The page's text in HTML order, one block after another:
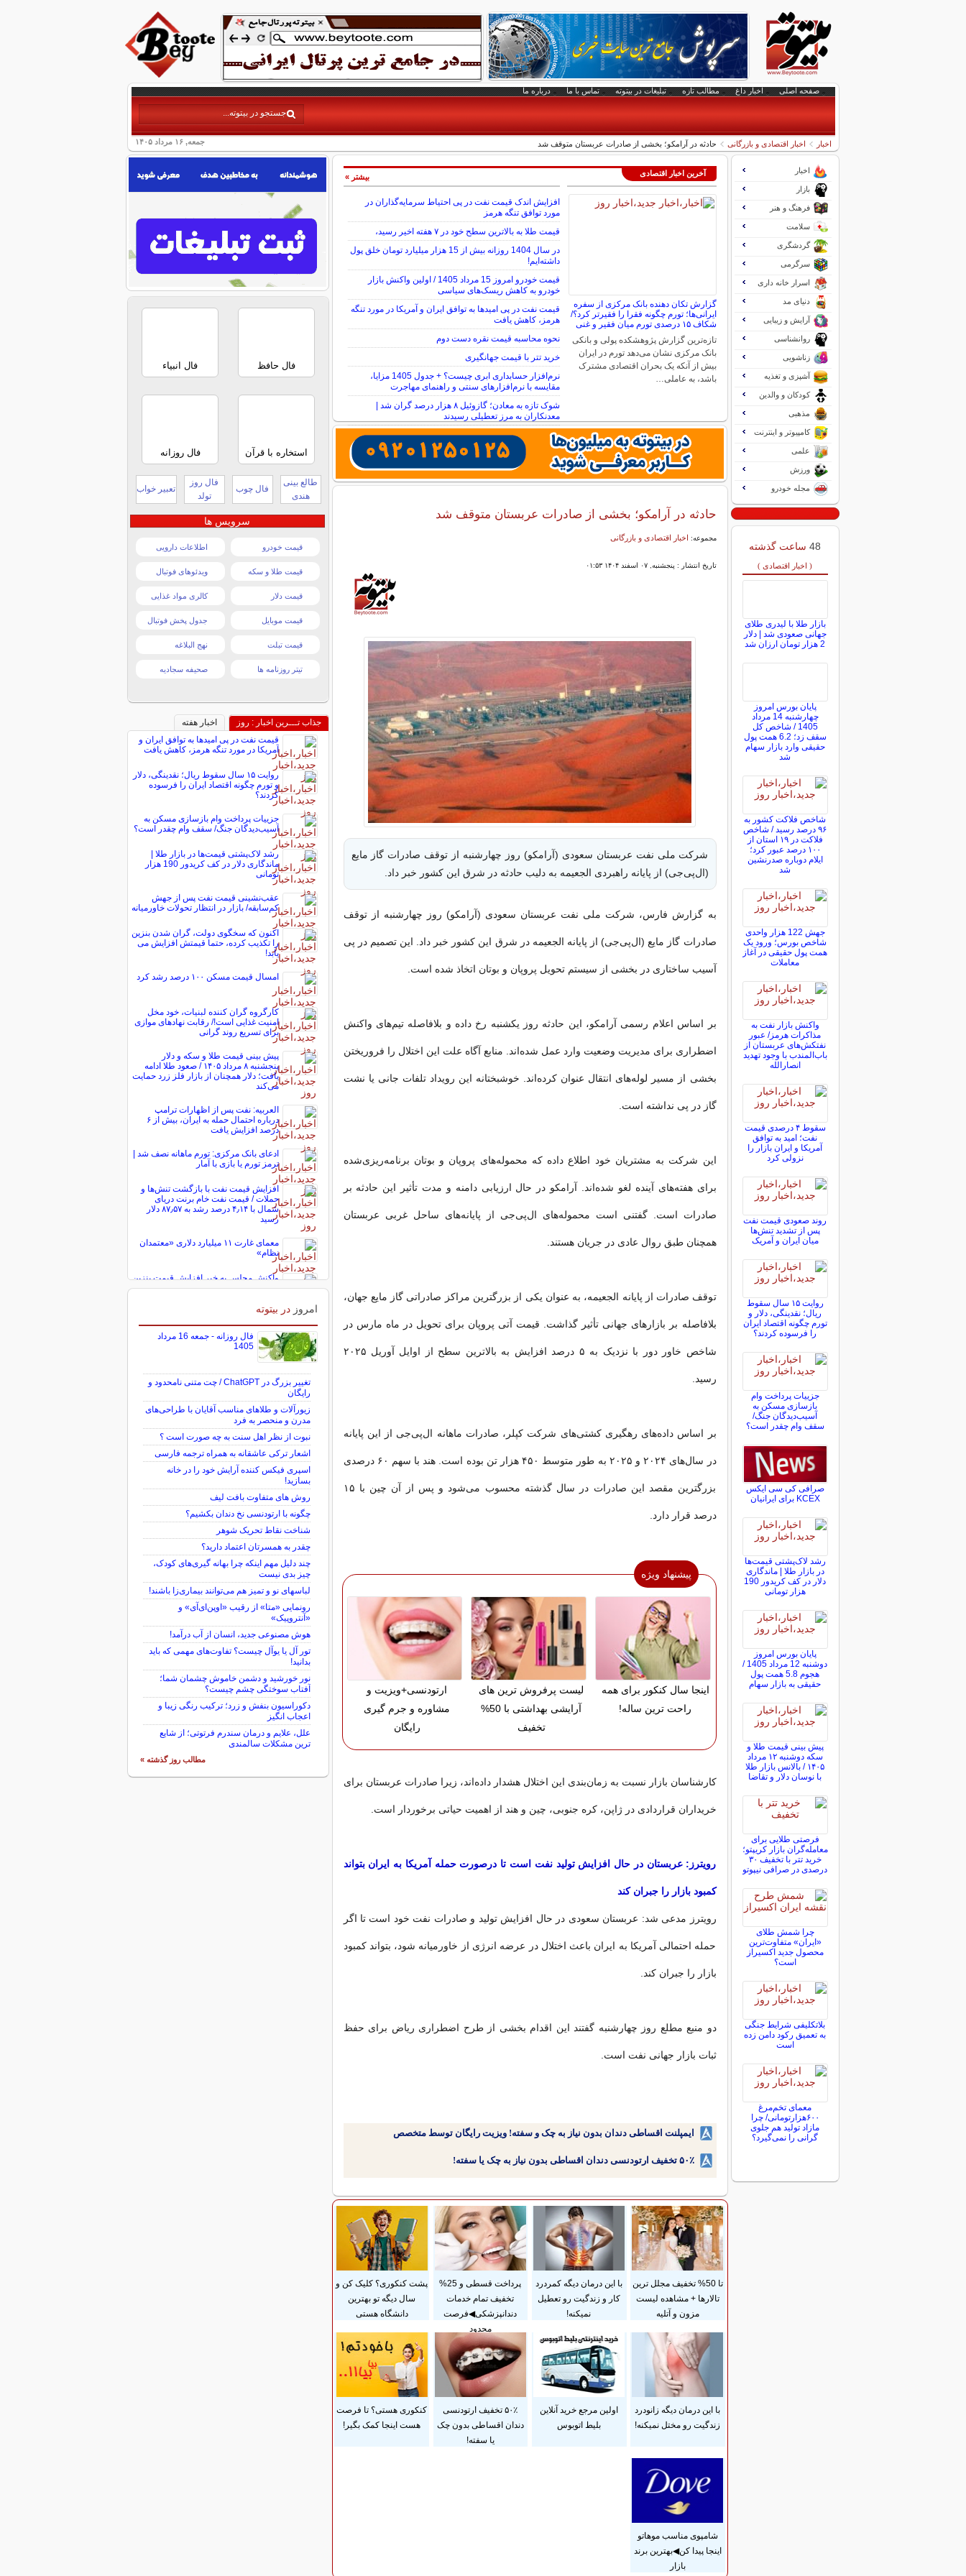
صفحه اصلی اخبار داغ مطالب تازه تبلیغات در بیتوته تماس با ما درباره ما
جمعه, ۱۶ مرداد ۱۴۰۵ اخبار اخبار اقتصادی و بازرگانی حادثه در آرامکو؛ بخشی از صادرات عربستان متوقف شد
آخرین اخبار اقتصادی
گزارش تکان‌ دهنده بانک مرکزی از سفره
ایرانی‌ها؛ تورم چگونه فقرا را فقیرتر کرد؟/
شکاف ۱۵ درصدی تورم میان فقیر و غنی
تازه‌ترین گزارش پژوهشکده پولی و بانکی
بانک مرکزی نشان می‌دهد تورم در ایران
بیش از آنکه یک بحران اقتصادی مشترک
باشد، به عاملی…
افزایش اندک قیمت نفت در پی احتیاط سرمایه‌گذاران در
مورد توافق تنگه هرمز
قیمت طلا به بالاترین سطح خود در ۷ هفته اخیر رسید،
در سال 1404 روزانه بیش از 15 هزار میلیارد تومان خلق پول
داشته‌ایم!
قیمت خودرو امروز 15 مرداد 1405 / اولین واکنش بازار
خودرو به کاهش ریسک‌های سیاسی
قیمت نفت در پی امیدها به توافق ایران و آمریکا در مورد تنگه
هرمز، کاهش یافت
نحوه محاسبه قیمت نقره دست دوم
خرید تتر با قیمت جهانگیری
نرم‌افزار حسابداری ابری چیست؟ + جدول 1405 مزایا،
مقایسه با نرم‌افزارهای سنتی و راهنمای مهاجرت
شوک تازه به معادن؛ گازوئیل ۸ هزار درصد گران شد |
معدنکاران به مرز تعطیلی رسیدند
بیشتر »
حادثه در آرامکو؛ بخشی از صادرات عربستان متوقف شد
مجموعه: اخبار اقتصادی و بازرگانی
تاریخ انتشار : پنجشنبه, ۰۷ اسفند ۱۴۰۴ ۰۱:۵۳
شرکت ملی نفت عربستان سعودی (آرامکو) روز چهارشنبه از توقف صادرات گاز مایع
(ال‌پی‌جی) از پایانه راهبردی الجعیمه به دلیب حادثه در شرق این کشور خبر داد.
به گزارش فارس، شرکت ملی نفت عربستان سعودی (آرامکو) روز چهارشنبه از توقف
صادرات گاز مایع (ال‌پی‌جی) از پایانه الجعیمه در شرق این کشور خبر داد. این تصمیم در پی
آسیب ساختاری در بخشی از سیستم تحویل پروپان و بوتان اتخاذ شده است.
بر اساس اعلام رسمی آرامکو، این حادثه روز یکشنبه رخ داده و بلافاصله تیم‌های واکنش
اضطراری برای مدیریت وضعیت وارد عمل شده‌اند. منابع آگاه علت این اختلال را فروریختن
بخشی از مسیر لوله‌های انتقال عنوان کرده‌اند. خوشبختانه این رویداد تلفات جانی یا نشت
گاز در پی نداشته است.
این شرکت به مشتریان خود اطلاع داده که محموله‌های پروپان و بوتان برنامه‌ریزی‌شده
برای هفته‌های آینده لغو شده‌اند. آرامکو در حال ارزیابی دامنه و مدت تأثیر این حادثه بر
صادرات است. گفتنی است محموله‌های ال‌پی‌جی از پایانه‌های ساحل غربی عربستان
همچنان طبق روال عادی در جریان هستند.
توقف صادرات از پایانه الجعیمه، به عنوان یکی از بزرگترین مراکز صادراتی گاز مایع جهان،
بلافاصله بر بازارهای جهانی تأثیر گذاشت. قیمت آتی پروپان برای تحویل در ماه مارس در
شاخص خاور دور با نزدیک به ۵ درصد افزایش به بالاترین سطح از اوایل آوریل ۲۰۲۵
رسید.
بر اساس داده‌های رهگیری کشتی‌های شرکت کپلر، صادرات ماهانه ال‌پی‌جی از این پایانه
در سال‌های ۲۰۲۴ و ۲۰۲۵ به طور متوسط ۴۵۰ هزار تن بوده است. هند با سهم ۶۰ درصدی
بزرگترین مقصد این صادرات در سال گذشته محسوب می‌شود و پس از آن چین با ۱۵
درصد قرار دارد.
پیشنهاد ویژه
اینجا سال کنکور برای همه
راحت ترین ساله!
لیست پرفروش ترین های
آرایشی بهداشتی با 50%
تخفیف
ارتودنسی+ویزیت و
مشاوره و جرم گیری
رایگان
کارشناسان بازار نسبت به زمان‌بندی این اختلال هشدار داده‌اند، زیرا صادرات عربستان برای
خریداران قراردادی در ژاپن، کره جنوبی، چین و هند از اهمیت حیاتی برخوردار است.
رویترز: عربستان در حال افزایش تولید نفت است تا درصورت حمله آمریکا به ایران بتواند
کمبود بازار را جبران کند
رویترز مدعی شد: عربستان سعودی در حال افزایش تولید و صادرات نفت خود است تا اگر
حمله احتمالی آمریکا به ایران باعث اختلال در عرضه انرژی از خاورمیانه شود، بتواند کمبود
بازار را جبران کند.
دو منبع مطلع روز چهارشنبه گفتند این اقدام بخشی از طرح اضطراری ریاض برای حفظ
ثبات بازار جهانی نفت است.
ایمپلنت اقساطی دندان بدون نیاز به چک و سفته! ویزیت رایگان توسط متخصص
۵۰٪ تخفیف ارتودنسی دندان اقساطی بدون نیاز به چک یا سفته!
تا 50% تخفیف مجلل ترین
تالارها + مشاهده لیست
مزون و آتلیه
با این درمان دیگه کمردرد
کار و زندگیت رو تعطیل
نمیکنه!
پرداخت قسطی و 25%
تخفیف تمام خدمات
دندانپزشکی◀فرصت
محدود
پشت کنکوری؟ کلیک کن و
سال دیگه تو بهترین
دانشگاه هستی
با این درمان دیگه زانودرد
زندگیت رو مختل نمیکنه!
اولین مرجع خرید آنلاین
بلیط اتوبوس
۵۰٪ تخفیف ارتودنسی
دندان اقساطی بدون چک
یا سفته!
کنکوری هستی؟ تا فرصت
هست اینجا کمک بگیر!
شامپوی مناسب موهاتو
اینجا پیدا کن◀بهترین برند
بازار
اخبار
بازار
فرهنگ و هنر
سلامت
گردشگری
سرگرمی
اسرار خانه داری
دنیای مد
آرایش و زیبایی
روانشناسی
زناشویی
آشپزی و تغذیه
کودکان و والدین
مذهبی
کامپیوتر و اینترنت
علمی
ورزش
مجله خودرو
48 ساعت گذشته
( اخبار اقتصادی )
بازار طلا با لیدری طلای
جهانی صعودی شد | دلار
2 هزار تومان ارزان شد
پایان بورس امروز
چهارشنبه 14 مرداد
1405 / شاخص کل
سقف زد؛ 6.2 همت پول
حقیقی وارد بازار سهام
شد
شاخص فلاکت کشور به
۹۶ درصد رسید / شاخص
فلاکت در ۱۹ استان از
۱۰۰ درصد عبور کرد؛
ایلام دوباره صدرنشین
شد
جهش 122 هزار واحدی
شاخص بورس؛ ورود یک
همت پول حقیقی در آغاز
معاملات
واکنش بازار نفت به
مذاکرات هرمز/ عبور
نفتکش‌های عربستان از
باب‌المندب با وجود تهدید
انصارالله
سقوط ۴ درصدی قیمت
نفت؛ امید به توافق
آمریکا و ایران بازار را
نزولی کرد
روند صعودی قیمت نفت
پس از تشدید تنش‌ها
میان ایران و آمریک
روایت ۱۵ سال سقوط
ریال؛ نقدینگی، دلار و
تورم چگونه اقتصاد ایران
را فرسوده کردند؟
جزییات پرداخت وام
بازسازی مسکن به
آسیب‌دیدگان جنگ/
سقف وام چقدر است؟
صرافی کی سی ایکس
KCEX برای ایرانیان
رشد لاک‌پشتی قیمت‌ها
در بازار طلا | ماندگاری
دلار در کف کریدور 190
هزار تومانی
پایان بورس امروز
دوشنبه 12 مرداد 1405 /
هجوم 5.8 همت پول
حقیقی به بازار سهام
پیش ‌بینی قیمت طلا و
سکه دوشنبه ۱۲ مرداد
۱۴۰۵ / بالانس بازار طلا
با نوسان دلار و تقاضا
فرصتی طلایی برای
معامله‌گران بازار کریپتو؛
خرید تتر با تخفیف ۳۰
درصدی در صرافی نیپوتو
چرا شمش طلای
«ایران» متفاوت‌ترین
محصول جدید اکسیراز
است؟
بلاتکلیفی‌ شرایط جنگی
به تعمیق رکود دامن زده
است
معمای تخم‌مرغ
۶۰۰هزارتومانی/ چرا
مازاد تولید هم جلوی
گرانی را نمی‌گیرد؟
فال حافظ فال انبیاء
استخاره با قرآن فال روزانه
طالع بینی
هندی
فال چوب
فال روز
تولد
تعبیر خواب
سرویس ها
قیمت خودرو اطلاعات دارویی
قیمت طلا و سکه ویدئوهای فوتبال
قیمت دلار کالری مواد غذایی
قیمت موبایل جدول پخش فوتبال
قیمت تبلت نهج البلاغه
تیتر روزنامه ها صحیفه سجادیه
جذاب تـــرین اخبار : روز
اخبار هفته
قیمت نفت در پی امیدها به توافق ایران و
آمریکا در مورد تنگه هرمز، کاهش یافت
روایت ۱۵ سال سقوط ریال؛ نقدینگی، دلار
و تورم چگونه اقتصاد ایران را فرسوده
کردند؟
جزییات پرداخت وام بازسازی مسکن به
آسیب‌دیدگان جنگ/ سقف وام چقدر است؟
رشد لاک‌پشتی قیمت‌ها در بازار طلا |
ماندگاری دلار در کف کریدور 190 هزار
تومانی
عقب‌نشینی قیمت نفت پس از جهش
کم‌سابقه/ بازار در انتظار تحولات خاورمیانه
اکنون که سخگوی دولت، گران شدن بنزین
را تکذیب کرده، حتما قیمتش افزایش می
یابد!
امسال قیمت مسکن ۱۰۰ درصد رشد کرد
کارگروه گران کننده لبنیات، خود مخل
امنیت غذایی است!/ رقابت نهاد‌های موازی
برای تسریع روند گرانی
پیش ‌بینی قیمت طلا و سکه و دلار
پنجشنبه ۸ مرداد ۱۴۰۵ / صعود طلا ادامه
یافت؛ دلار همچنان از بازار فلز زرد حمایت
می‌کند
العربیه: نفت پس از اظهارات ترامپ
درباره احتمال حمله به ایران، بیش از ۶
درصد افزایش یافت
ادعای بانک مرکزی: تورم ماهانه نصف شد |
ترمز تورم یا بازی با آمار
افزایش قیمت نفت با بازگشت تنش‌ها و
حملات / قیمت نفت خام برنت دریای
شمال با ۴٫۱۴ درصد رشد به ۸۷٫۵۷ دلار
رسید
معمای غارت ۱۱ میلیارد دلاری «معتمدان
نظام»
واکنش مجلس به خبر افزایش قیمت بنزین
امروز در بیتوته
فال روزانه - جمعه 16 مرداد
1405
تغییر بزرگ در ChatGPT / چت متنی نامحدود و
رایگان
زیورآلات و طلاهای مناسب آقایان با طراحی‌های
مدرن و منحصر به فرد
نبوت از نظر اهل سنت به چه صورت است ؟
اشعار ترکی عاشقانه به همراه ترجمه فارسی
اسپری فیکس کننده آرایش خود را در خانه
بسازید!
روش های متفاوت بافت لیف
چگونه با ارتودنسی نخ دندان بکشیم؟
شناخت نقاط تحریک شوهر
چقدر به همسرتان اعتماد دارید؟
چند دلیل مهم اینکه چرا بهانه گیری‌های کودک،
چیز بدی نیست
لباس‎های نو و تمیز هم می‌توانند بیماری‌زا باشند!
رونمایی «متا» از رقیب «اوپن‌ای‌آی» و
«آنتروپیک»
هوش مصنوعی جدید، انسان از آب درآمد!
تور آل یا یوآل چیست؟ تفاوت‌های مهمی که باید
بدانید!
نور خورشید و دشمن خاموش چشمان شما؛
آفتاب سوختگی چشم چیست؟
دکوراسیون بنفش و زرد؛ ترکیب رنگی زیبا و
اعجاب انگیز
علل، علایم و درمان سندرم فرتوتی؛ از شایع
ترین مشکلات سالمندی
مطالب روز گذشته »